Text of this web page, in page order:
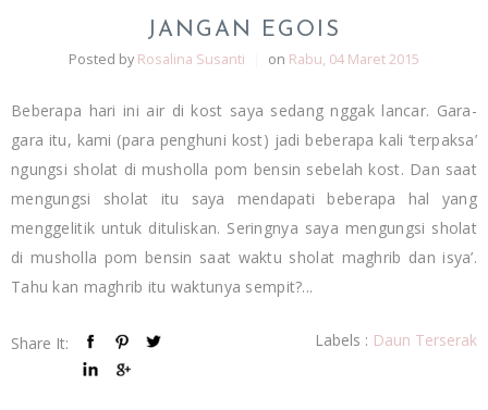
JANGAN EGOIS
Posted by Rosalina Susanti on Rabu, 04 Maret 2015
Beberapa hari ini air di kost saya sedang nggak lancar. Gara-
gara itu, kami (para penghuni kost) jadi beberapa kali ‘terpaksa’
ngungsi sholat di musholla pom bensin sebelah kost. Dan saat
mengungsi sholat itu saya mendapati beberapa hal yang
menggelitik untuk dituliskan. Seringnya saya mengungsi sholat
di musholla pom bensin saat waktu sholat maghrib dan isya’.
Tahu kan maghrib itu waktunya sempit?...
Share It: Labels : Daun Terserak